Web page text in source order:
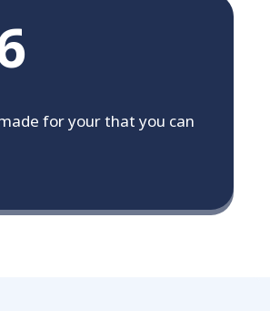
for your that you can